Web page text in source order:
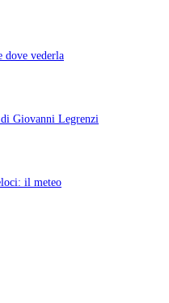
dove vederla
Giovanni Legrenzi
il meteo